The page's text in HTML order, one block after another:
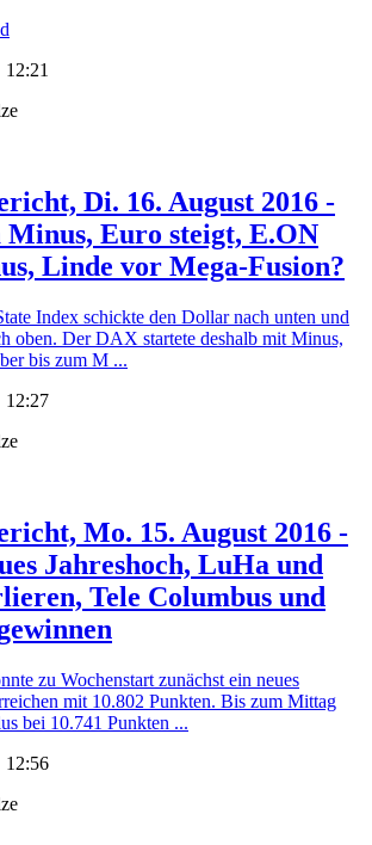
12:21
Di. 16. August 2016 -
Euro steigt, E.ON
Linde vor Mega-Fusion?
Index schickte den Dollar nach unten und
oben. Der DAX startete deshalb mit Minus,
bis zum M ...
12:27
Mo. 15. August 2016 -
Jahreshoch, LuHa und
Tele Columbus und
zu Wochenstart zunächst ein neues
mit 10.802 Punkten. Bis zum Mittag
bei 10.741 Punkten ...
12:56